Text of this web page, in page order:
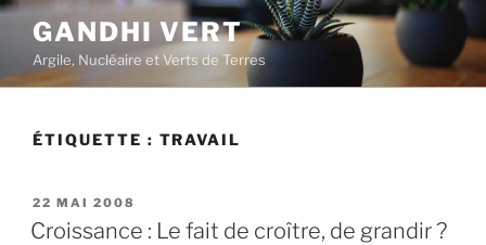
Aller
contenu
principal
GANDHI VERT
Argile, Nucléaire et Verts de Terres
ÉTIQUETTE : TRAVAIL
PUBLIÉ
LE
22 MAI 2008
Croissance : Le fait de croître, de grandir ?